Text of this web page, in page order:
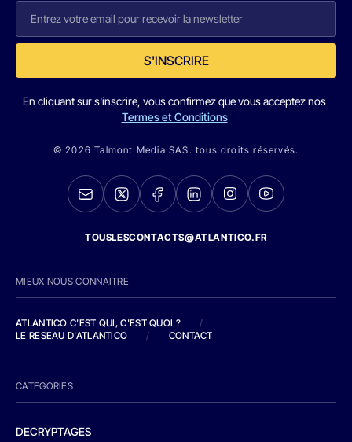
S'INSCRIRE
En cliquant sur s'inscrire, vous confirmez que vous acceptez nos
Termes et Conditions
© 2026 Talmont Media SAS. tous droits réservés.
TOUSLESCONTACTS@ATLANTICO.FR
MIEUX NOUS CONNAITRE
ATLANTICO C'EST QUI, C'EST QUOI ?
/
LE RESEAU D'ATLANTICO
/ CONTACT
CATEGORIES
DECRYPTAGES